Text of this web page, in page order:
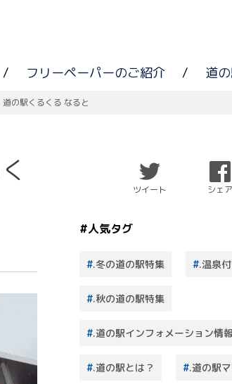
/ フリーペーパーのご紹介 / 道
の駅くるくる なると
ツイート シェア
#人気タグ
.冬の道の駅特集 .温泉
.秋の道の駅特集
.道の駅インフォメーション情報
.道の駅とは？ .道の駅